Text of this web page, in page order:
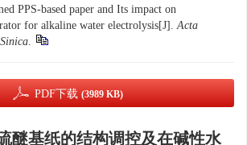
PPS-based paper and Its impact on
for alkaline water electrolysis[J].Acta
.
PDF下载 (3989 KB)
醚基纸的结构调控及在碱性水